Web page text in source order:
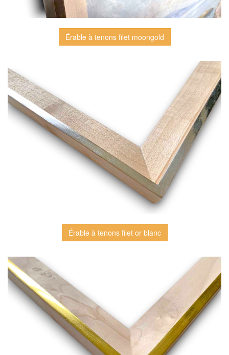
Érable à tenons filet moongold
Érable à tenons filet or blanc